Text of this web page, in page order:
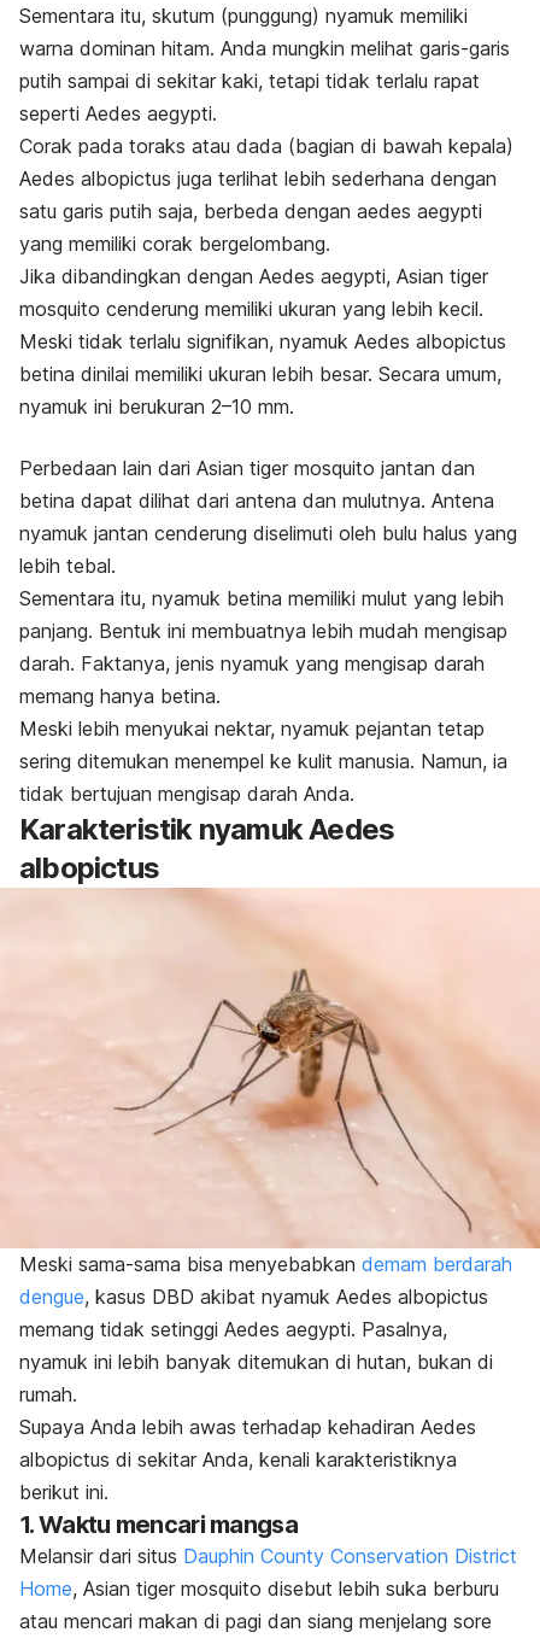
Sementara itu, skutum (punggung) nyamuk memiliki
warna dominan hitam. Anda mungkin melihat garis-garis
putih sampai di sekitar kaki, tetapi tidak terlalu rapat
seperti Aedes aegypti.
Corak pada toraks atau dada (bagian di bawah kepala)
Aedes albopictus juga terlihat lebih sederhana dengan
satu garis putih saja, berbeda dengan aedes aegypti
yang memiliki corak bergelombang.
Jika dibandingkan dengan Aedes aegypti, Asian tiger
mosquito cenderung memiliki ukuran yang lebih kecil.
Meski tidak terlalu signifikan, nyamuk Aedes albopictus
betina dinilai memiliki ukuran lebih besar. Secara umum,
nyamuk ini berukuran 2–10 mm.
Perbedaan lain dari Asian tiger mosquito jantan dan
betina dapat dilihat dari antena dan mulutnya. Antena
nyamuk jantan cenderung diselimuti oleh bulu halus yang
lebih tebal.
Sementara itu, nyamuk betina memiliki mulut yang lebih
panjang. Bentuk ini membuatnya lebih mudah mengisap
darah. Faktanya, jenis nyamuk yang mengisap darah
memang hanya betina.
Meski lebih menyukai nektar, nyamuk pejantan tetap
sering ditemukan menempel ke kulit manusia. Namun, ia
tidak bertujuan mengisap darah Anda.
Karakteristik nyamukAedes
albopictus
Meski sama-sama bisa menyebabkan demam berdarah
dengue, kasus DBD akibat nyamuk Aedes albopictus
memang tidak setinggi Aedes aegypti. Pasalnya,
nyamuk ini lebih banyak ditemukan di hutan, bukan di
rumah.
Supaya Anda lebih awas terhadap kehadiran Aedes
albopictus di sekitar Anda, kenali karakteristiknya
berikut ini.
1. Waktu mencari mangsa
Melansir dari situs Dauphin County Conservation District
Home, Asian tiger mosquito disebut lebih suka berburu
atau mencari makan di pagi dan siang menjelang sore